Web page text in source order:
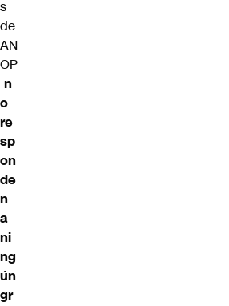
s
de
AN
OP
n
o
re
sp
on
de
n
a
ni
ng
ún
gr